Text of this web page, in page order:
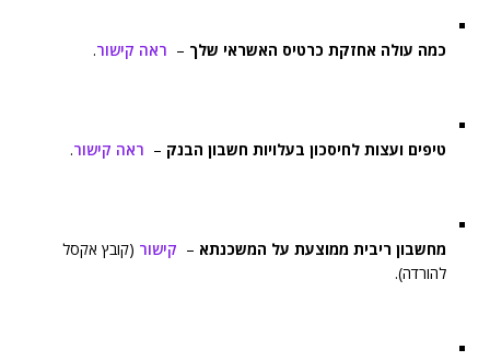
כמה עולה אחזקת כרטיס האשראי שלך – ראה קישור.
טיפים ועצות לחיסכון בעלויות חשבון הבנק – ראה קישור.
מחשבון ריבית ממוצעת על המשכנתא – קישור (קובץ אקסל
להורדה).